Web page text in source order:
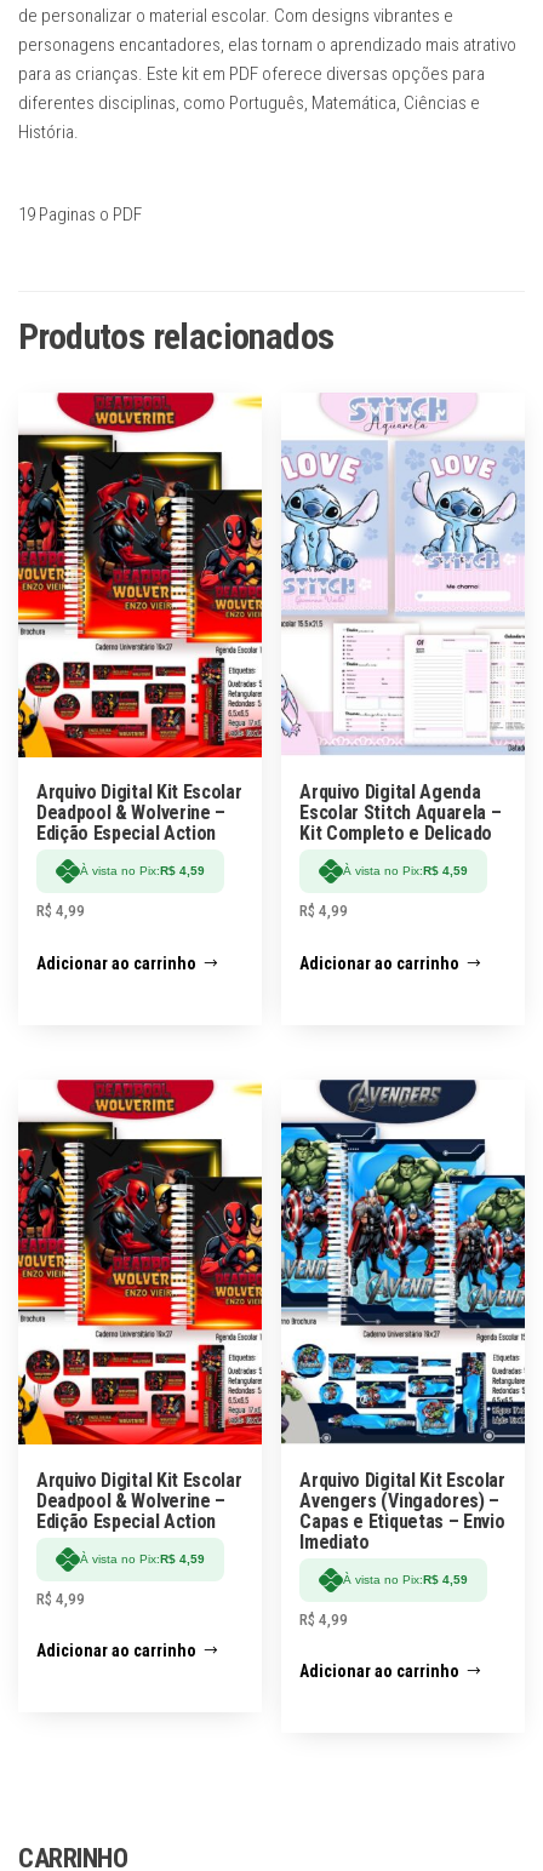
de personalizar o material escolar. Com designs vibrantes e
personagens encantadores, elas tornam o aprendizado mais atrativo
para as crianças. Este kit em PDF oferece diversas opções para
diferentes disciplinas, como Português, Matemática, Ciências e
História.
19 Paginas o PDF
Produtos relacionados
Arquivo Digital Kit Escolar
Deadpool & Wolverine –
Edição Especial Action
À vista no Pix:R$ 4,59
R$ 4,99
Adicionar ao carrinho
Arquivo Digital Agenda
Escolar Stitch Aquarela –
Kit Completo e Delicado
À vista no Pix:R$ 4,59
R$ 4,99
Adicionar ao carrinho
Arquivo Digital Kit Escolar
Deadpool & Wolverine –
Edição Especial Action
À vista no Pix:R$ 4,59
R$ 4,99
Adicionar ao carrinho
Arquivo Digital Kit Escolar
Avengers (Vingadores) –
Capas e Etiquetas – Envio
Imediato
À vista no Pix:R$ 4,59
R$ 4,99
Adicionar ao carrinho
CARRINHO